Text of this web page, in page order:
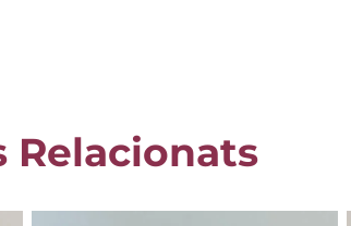
Relacionats